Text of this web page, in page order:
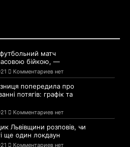
матч
бійкою, —
Комментариев нет
попередила про
потягів: графік та
Комментариев нет
Львівщини розповів, чи
ще один локдаун
Комментариев нет